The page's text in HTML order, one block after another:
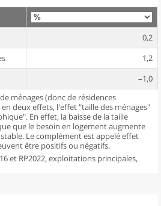
0,2
1,2
–1,0
ménages (donc de résidences
deux effets, l'effet "taille des ménages"
En effet, la baisse de la taille
que le besoin en logement augmente
Le complément est appelé effet
être positifs ou négatifs.
et RP2022, exploitations principales,